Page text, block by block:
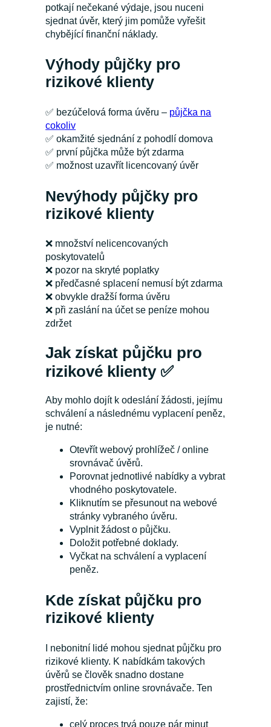
potkají nečekané výdaje, jsou nuceni
sjednat úvěr, který jim pomůže vyřešit
chybějící finanční náklady.
Výhody půjčky pro
rizikové klienty
✅ bezúčelová forma úvěru – půjčka na
cokoliv
✅okamžité sjednání z pohodlí domova
✅ první půjčka může být zdarma
✅ možnost uzavřít licencovaný úvěr
Nevýhody půjčky pro
rizikové klienty
❌ množství nelicencovaných
poskytovatelů
❌ pozor na skryté poplatky
❌ předčasné splacení nemusí být zdarma
❌obvykle dražší forma úvěru
❌ při zaslání na účet se peníze mohou
zdržet
Jak získat půjčku pro
rizikové klienty ✅
Aby mohlo dojít k odeslání žádosti, jejímu
schválení a následnému vyplacení peněz,
je nutné:
Otevřít webový prohlížeč / online
srovnávač úvěrů.
Porovnat jednotlivé nabídky a vybrat
vhodného poskytovatele.
Kliknutím se přesunout na webové
stránky vybraného úvěru.
Vyplnit žádost o půjčku.
Doložit potřebné doklady.
Vyčkat na schválení a vyplacení
peněz.
Kde získat půjčku pro
rizikové klienty
I nebonitní lidé mohou sjednat půjčku pro
rizikové klienty. K nabídkám takových
úvěrů se člověk snadno dostane
prostřednictvím online srovnávače. Ten
zajistí, že:
celý proces trvá pouze pár minut